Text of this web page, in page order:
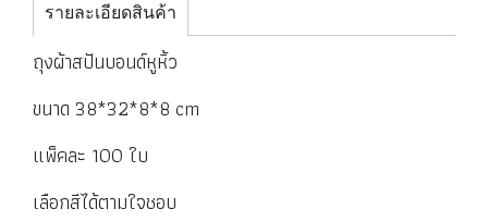
รายละเอียดสินค้า
ถุงผ้าสปันบอนด์หูหิ้ว
ขนาด 38*32*8*8 cm
แพ็คละ 100 ใบ
เลือกสีได้ตามใจชอบ